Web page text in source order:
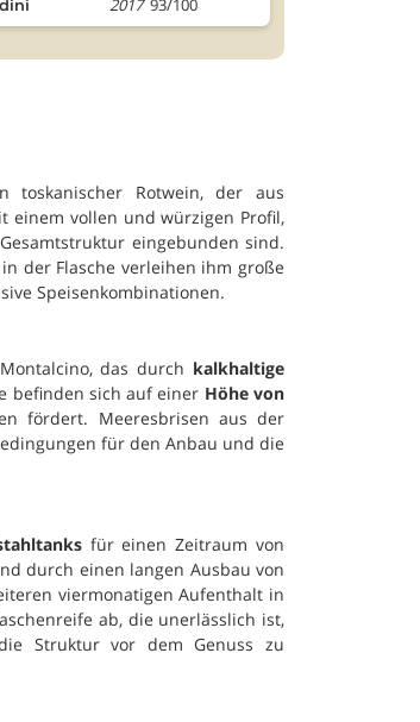
2017 93/100
Rotwein, der aus
einem vollen und würzigen Profil,
eingebunden sind.
der Flasche verleihen ihm große
Speisenkombinationen.
das durch kalkhaltige
befinden sich auf einer Höhe von
fördert. Meeresbrisen aus der
für den Anbau und die
für einen Zeitraum von
durch einen langen Ausbau von
viermonatigen Aufenthalt in
ab, die unerlässlich ist,
Struktur vor dem Genuss zu